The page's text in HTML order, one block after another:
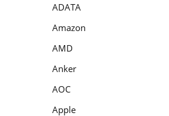
ADATA
Amazon
AMD
Anker
AOC
Apple